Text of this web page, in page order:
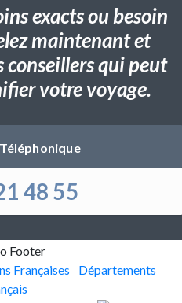
exacts ou besoin
maintenant et
conseillers qui peut
votre voyage.
48 55
Françaises
Départements